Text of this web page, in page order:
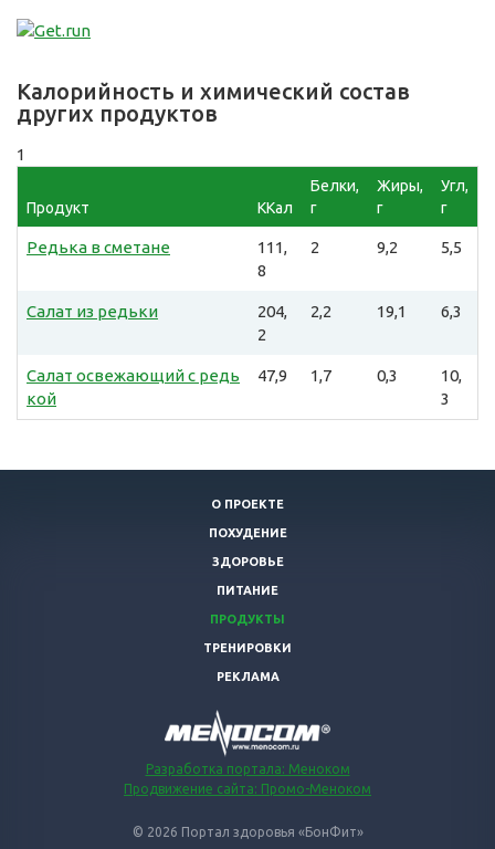
Калорийность и химический состав
других продуктов
1
Продукт ККал
Белки,
г
Жиры,
г
Угл,
г
Редька в сметане
111,
8
2 9,2 5,5
Салат из редьки
204,
2
2,2 19,1 6,3
Салат освежающий с редь
кой
47,9 1,7 0,3
10,
3
О ПРОЕКТЕ
ПОХУДЕНИЕ
ЗДОРОВЬЕ
ПИТАНИЕ
ПРОДУКТЫ
ТРЕНИРОВКИ
РЕКЛАМА
Разработка портала: Меноком
Продвижение сайта: Промо-Меноком
© 2026 Портал здоровья «БонФит»